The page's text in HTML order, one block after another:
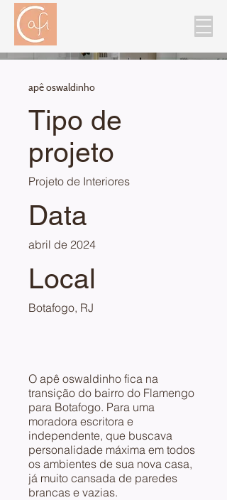
apê oswaldinho
Tipo de
projeto
Projeto de Interiores
Data
abril de 2024
Local
Botafogo, RJ
O apê oswaldinho fica na
transição do bairro do Flamengo
para Botafogo. Para uma
moradora escritora e
independente, que buscava
personalidade máxima em todos
os ambientes de sua nova casa,
já muito cansada de paredes
brancas e vazias.